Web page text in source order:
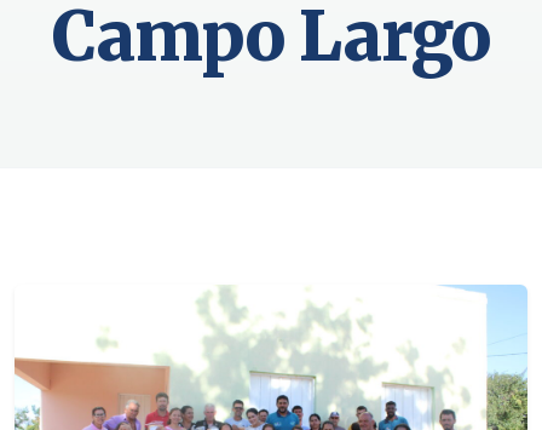
Campo Largo